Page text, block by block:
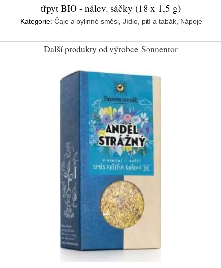
třpyt BIO - nálev. sáčky (18 x 1,5 g)
Kategorie: Čaje a bylinné směsi, Jídlo, pití a tabák, Nápoje
Další produkty od výrobce Sonnentor